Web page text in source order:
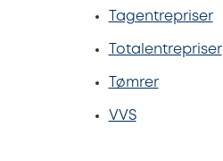
Tagentrepriser
Totalentrepriser
Tømrer
VVS